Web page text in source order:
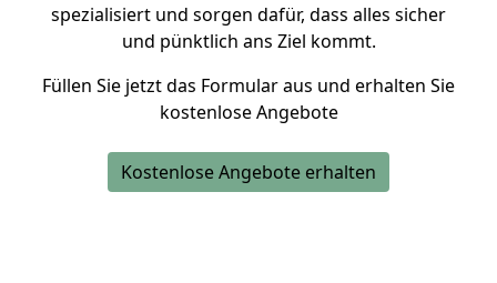
spezialisiert und sorgen dafür, dass alles sicher
und pünktlich ans Ziel kommt.
Füllen Sie jetzt das Formular aus und erhalten Sie
kostenlose Angebote
Kostenlose Angebote erhalten